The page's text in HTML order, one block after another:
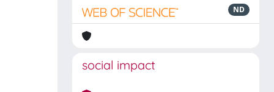
ND
social impact